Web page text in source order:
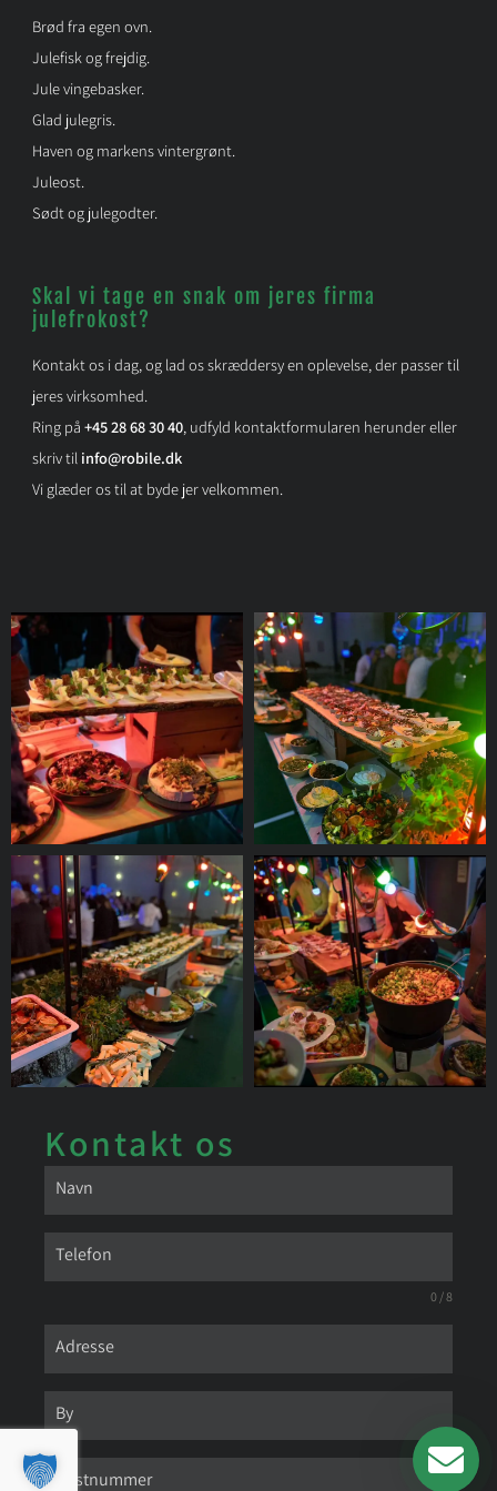
Brød fra egen ovn.
Julefisk og frejdig.
Jule vingebasker.
Glad julegris.
Haven og markens vintergrønt.
Juleost.
Sødt og julegodter.
Skal vi tage en snak om jeres firma
julefrokost?
Kontakt os i dag, og lad os skræddersy en oplevelse, der passer til
jeres virksomhed.
Ring på +45 28 68 30 40, udfyld kontaktformularen herunder eller
skriv til info@robile.dk
Vi glæder os til at byde jer velkommen.
Kontakt os
0 / 8